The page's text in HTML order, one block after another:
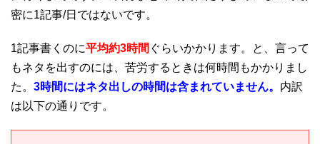
密に1記事/日ではないです。
1記事書くのに平均約3時間 ぐらいかかります。と、言って
もネタを出すのには、苦労するときは何時間もかかりまし
た。 3時間にはネタ出しの時間は含まれていません。 内訳
は以下の通りです。